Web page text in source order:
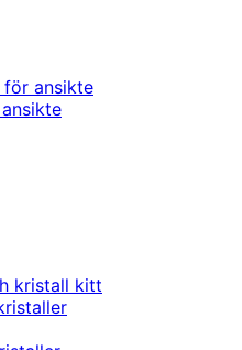
för ansikte
kristall kitt